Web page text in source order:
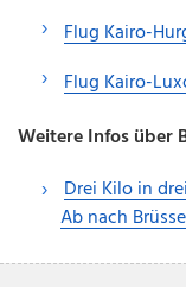
Flug Kairo-
Flug Kairo-
Weitere Infos über
Drei Kilo in
Ab nach